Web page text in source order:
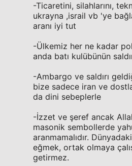
-Ticaretini, silahlarını,
ukrayna ,israil vb 'ye
aranı iyi tut
-Ülkemiz her ne kadar
anda batı kulübünün
-Ambargo ve saldırı
bize sadece iran ve
da dini sebeplerle
-İzzet ve şeref ancak
masonik sembollerde
aranmamalıdır.
eğmek, ortak olmaya
getirmez.